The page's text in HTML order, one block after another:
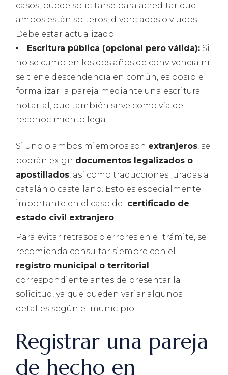
casos, puede solicitarse para acreditar que
ambos están solteros, divorciados o viudos.
Debe estar actualizado.
Escritura pública (opcional pero válida): Si
no se cumplen los dos años de convivencia ni
se tiene descendencia en común, es posible
formalizar la pareja mediante una escritura
notarial, que también sirve como vía de
reconocimiento legal.
Si uno o ambos miembros son extranjeros, se
podrán exigir documentos legalizados o
apostillados, así como traducciones juradas al
catalán o castellano. Esto es especialmente
importante en el caso del certificado de
estado civil extranjero.
Para evitar retrasos o errores en el trámite, se
recomienda consultar siempre con el
registro municipal o territorial
correspondiente antes de presentar la
solicitud, ya que pueden variar algunos
detalles según el municipio.
Registrar una pareja
de hecho en